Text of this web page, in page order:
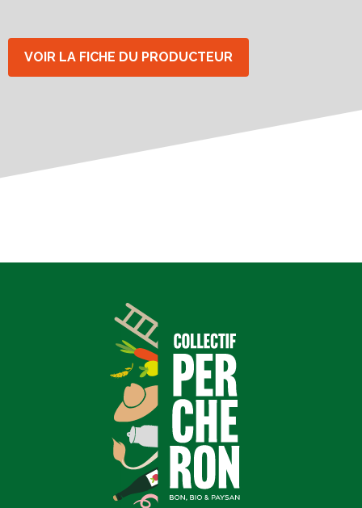
VOIR LA FICHE DU PRODUCTEUR